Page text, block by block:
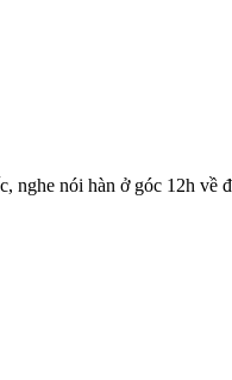
nói hàn ở góc 12h về